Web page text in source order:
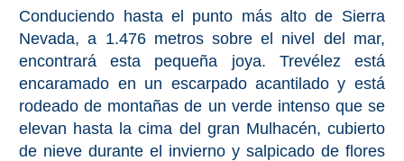
Todos
Destinos
QUÉ
VER
Conduciendo hasta el punto más alto de Sierra
Nevada, a 1.476 metros sobre el nivel del mar,
encontrará esta pequeña joya. Trevélez está
encaramado en un escarpado acantilado y está
rodeado de montañas de un verde intenso que se
elevan hasta la cima del gran Mulhacén, cubierto
de nieve durante el invierno y salpicado de flores